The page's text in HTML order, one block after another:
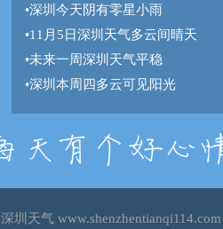
•深圳今天阴有零星小雨
•11月5日深圳天气多云间晴天
•未来一周深圳天气平稳
•深圳本周四多云可见阳光
深圳天气